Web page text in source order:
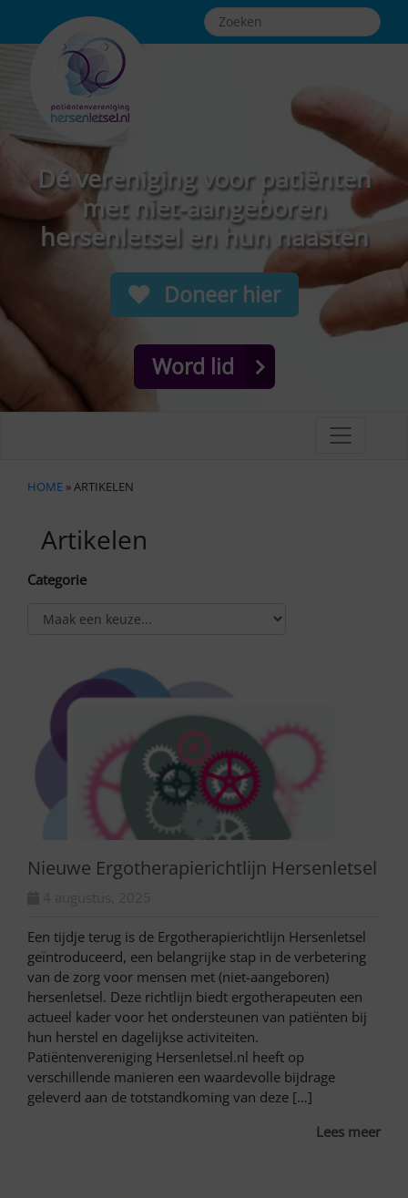
Dé vereniging voor patiënten
met niet-aangeboren
hersenletsel en hun naasten
Doneer hier
Word lid
HOME » ARTIKELEN
Artikelen
Categorie
Nieuwe Ergotherapierichtlijn Hersenletsel
Een tijdje terug is de Ergotherapierichtlijn Hersenletsel
geïntroduceerd, een belangrijke stap in de verbetering
van de zorg voor mensen met (niet-aangeboren)
hersenletsel. Deze richtlijn biedt ergotherapeuten een
actueel kader voor het ondersteunen van patiënten bij
hun herstel en dagelijkse activiteiten.
Patiëntenvereniging Hersenletsel.nl heeft op
verschillende manieren een waardevolle bijdrage
geleverd aan de totstandkoming van deze […]
Lees meer